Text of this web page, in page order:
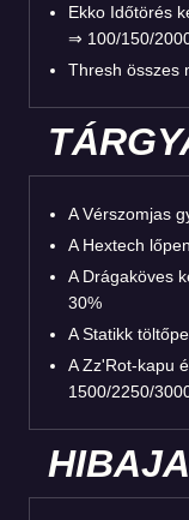
Ekko Időtörés
⇒ 100/150/
Thresh összes
A Vérszomjas
A Hextech
A Drágaköves
30%
A Statikk
A Zz'Rot-kapu
1500/2250/